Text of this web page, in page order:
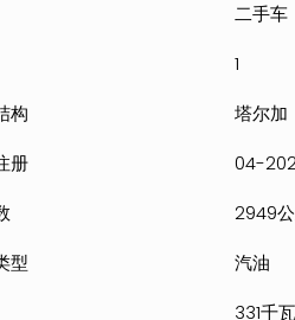
二手车
1
构
塔尔加
册
04-
2949
型
汽油
331千